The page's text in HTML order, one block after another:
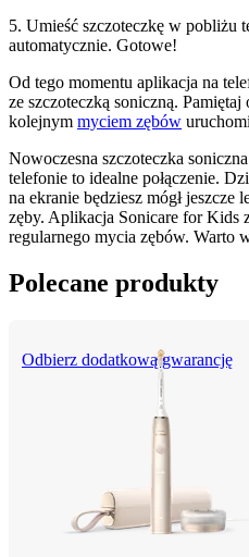
5. Umieść szczoteczkę w pobliżu
automatycznie. Gotowe!
Od tego momentu aplikacja na
ze szczoteczką soniczną.
kolejnym myciem zębów
Nowoczesna szczoteczka
telefonie to idealne połączenie.
na ekranie będziesz mógł jeszcze
zęby. Aplikacja Sonicare for Kids
regularnego mycia zębów. Warto
Polecane produkty
Odbierz dodatkową gwarancję